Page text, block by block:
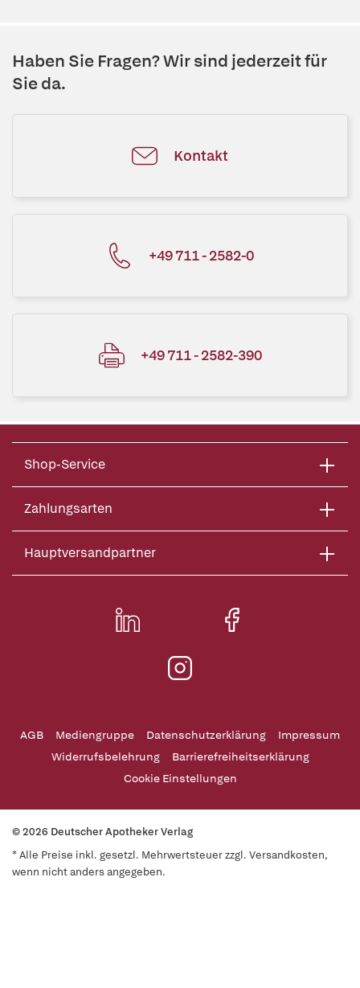
Haben Sie Fragen? Wir sind jederzeit für
Sie da.
Kontakt
+49 711 - 2582-0
+49 711 - 2582-390
Shop-Service
Zahlungsarten
Hauptversandpartner
AGB Mediengruppe Datenschutzerklärung
Impressum
Widerrufsbelehrung
Barrierefreiheitserklärung
Cookie Einstellungen
© 2026 Deutscher Apotheker Verlag
* Alle Preise inkl. gesetzl. Mehrwertsteuer zzgl. Versandkosten,
wenn nicht anders angegeben.